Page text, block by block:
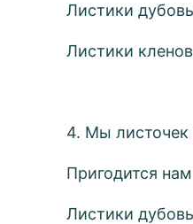
Листики
Листики
4. Мы листочек
Пригодится
Листики